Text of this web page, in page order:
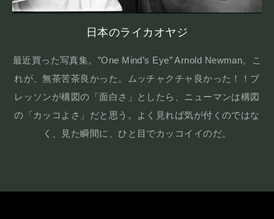
日本のライカオヤジ
最近買った写真集。”One Mind’s Eye” Arnold Newman。こ
れが、無茶苦茶良かった。ムッチャクチャ良かった！！ブ
レッソンが構図の「面白さ」としたら、ニューマンは構図
の「カッコよさ」だと思う。よく見れば気が付くのではな
く、見た瞬間に、ひと目でカッコイイのだ。